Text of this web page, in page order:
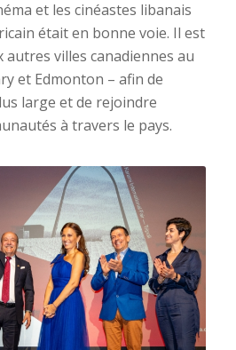
et les cinéastes libanais
était en bonne voie. Il est
villes canadiennes au
et Edmonton – afin de
large et de rejoindre
à travers le pays.